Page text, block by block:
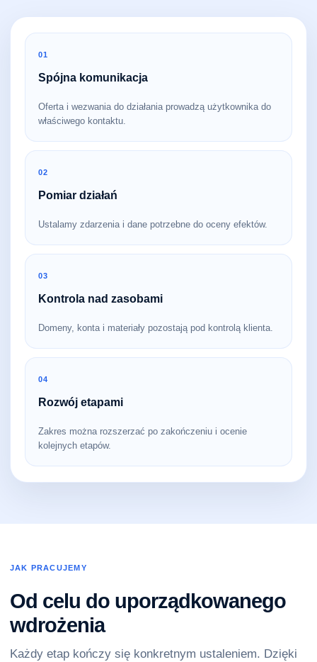
01
Spójna komunikacja
Oferta i wezwania do działania prowadzą użytkownika do
właściwego kontaktu.
02
Pomiar działań
Ustalamy zdarzenia i dane potrzebne do oceny efektów.
03
Kontrola nad zasobami
Domeny, konta i materiały pozostają pod kontrolą klienta.
04
Rozwój etapami
Zakres można rozszerzać po zakończeniu i ocenie
kolejnych etapów.
JAK PRACUJEMY
Od celu do uporządkowanego
wdrożenia
Każdy etap kończy się konkretnym ustaleniem. Dzięki